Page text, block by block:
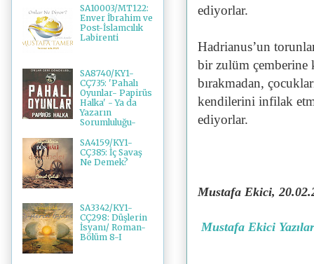
ediyorlar.
Hadrianus’un
bir zulüm çemberine
bırakmadan,
kendilerini infilak
ediyorlar.
Mustafa Ekici,
Mustafa Ekici
SA10003/MT122:
Enver İbrahim ve
Post-İslamcılık
Labirenti
SA8740/KY1-
CÇ735: 'Pahalı
Oyunlar- Papirüs
Halka' - Ya da
Yazarın
Sorumluluğu-
SA4159/KY1-
CÇ385: İç Savaş
Ne Demek?
SA3342/KY1-
CÇ298: Düşlerin
İsyanı/ Roman-
Bölüm 8-I